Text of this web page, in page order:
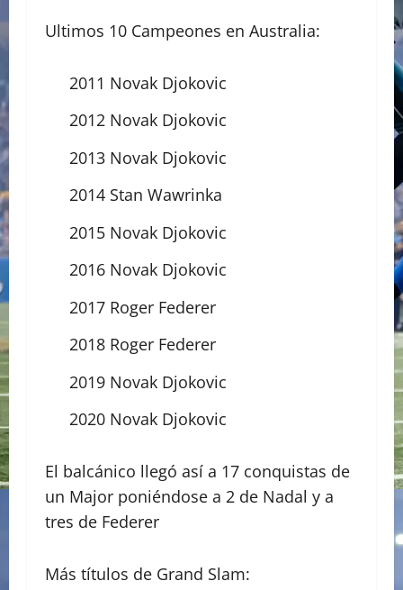
Ultimos 10 Campeones en Australia:
2011 Novak Djokovic
2012 Novak Djokovic
2013 Novak Djokovic
2014 Stan Wawrinka
2015 Novak Djokovic
2016 Novak Djokovic
2017 Roger Federer
2018 Roger Federer
2019 Novak Djokovic
2020 Novak Djokovic
El balcánico llegó así a 17 conquistas de
un Major poniéndose a 2 de Nadal y a
tres de Federer
Más títulos de Grand Slam: